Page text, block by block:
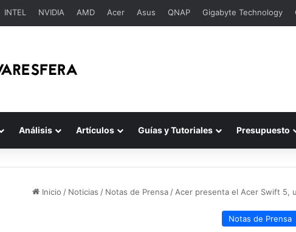
INTEL NVIDIA AMD Acer Asus QNAP Gigabyte Technology
Análisis Artículos Guías y Tutoriales Presupuesto
Inicio / Noticias / Notas de Prensa / Acer presenta el Acer Swift 5,
Notas de Prensa